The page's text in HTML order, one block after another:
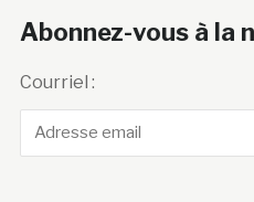
Abonnez-vous à la
Courriel :